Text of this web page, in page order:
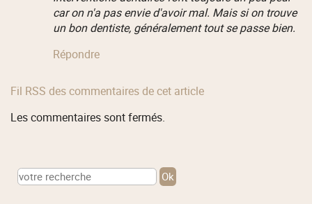
car on n'a pas envie d'avoir mal. Mais si on trouve
un bon dentiste, généralement tout se passe bien.
Répondre
Fil RSS des commentaires de cet article
Les commentaires sont fermés.